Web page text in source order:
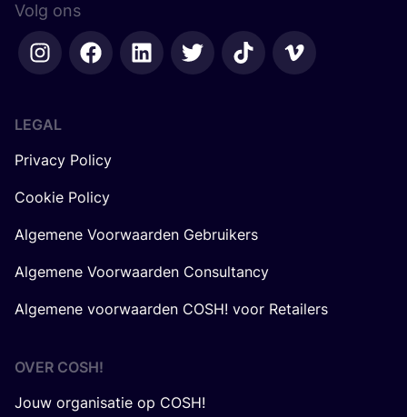
Volg ons
LEGAL
Privacy Policy
Cookie Policy
Algemene Voorwaarden Gebruikers
Algemene Voorwaarden Consultancy
Algemene voorwaarden COSH! voor Retailers
OVER COSH!
Jouw organisatie op COSH!